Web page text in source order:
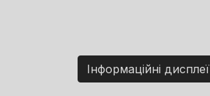
Інформаційні дисплеї